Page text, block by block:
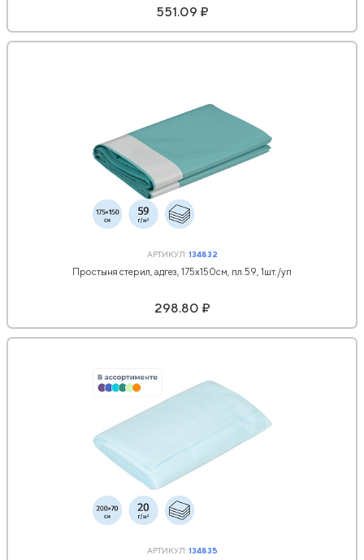
551.09 ₽
АРТИКУЛ:134832
Простыня стерил, адгез, 175x150см, пл.59, 1шт./уп
298.80 ₽
АРТИКУЛ:134835